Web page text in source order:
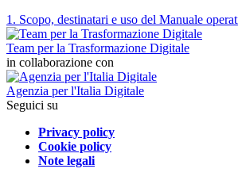
1. Scopo, destinatari e uso del Manuale
Team per la Trasformazione Digitale
in collaborazione con
Agenzia per l'Italia Digitale
Seguici su
Privacy policy
Cookie policy
Note legali